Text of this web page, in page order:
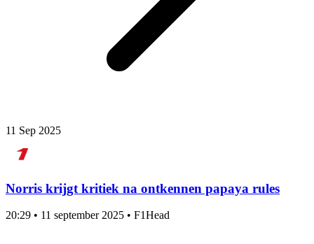
11 Sep 2025
Norris krijgt kritiek na ontkennen papaya rules
20:29 • 11 september 2025 • F1Head